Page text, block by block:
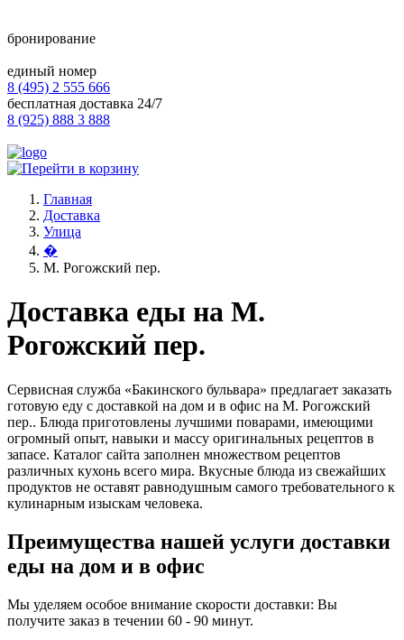
бронирование
единый номер
8 (495) 2 555 666
бесплатная доставка 24/7
8 (925) 888 3 888
Главная
Доставка
Улица
�
М. Рогожский пер.
Доставка еды на М.
Рогожский пер.
Сервисная служба «Бакинского бульвара» предлагает заказать
готовую еду с доставкой на дом и в офис на М. Рогожский
пер.. Блюда приготовлены лучшими поварами, имеющими
огромный опыт, навыки и массу оригинальных рецептов в
запасе. Каталог сайта заполнен множеством рецептов
различных кухонь всего мира. Вкусные блюда из свежайших
продуктов не оставят равнодушным самого требовательного к
кулинарным изыскам человека.
Преимущества нашей услуги доставки
еды на дом и в офис
Мы уделяем особое внимание скорости доставки: Вы
получите заказ в течении 60 - 90 минут.